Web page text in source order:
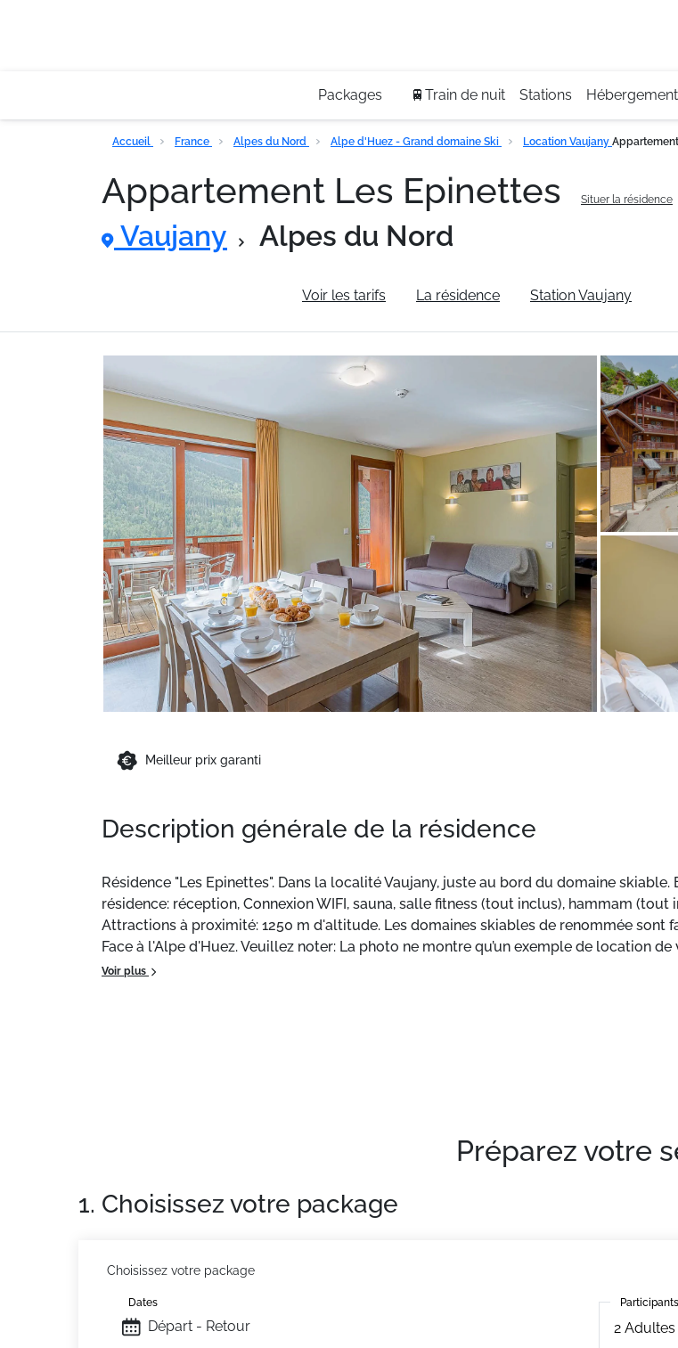
Packages 🚆Train de nuit Stations
Accueil France Alpes du Nord Alpe d'Huez - Grand domaine Ski Location Vaujany
Appartement Les Epinettes Situer la résidence
Vaujany Alpes du Nord
Voir les tarifs La résidence Station Vaujany
Meilleur prix garanti
Description générale de la résidence
Résidence "Les Epinettes". Dans la localité Vaujany, juste au bord du domaine
résidence: réception, Connexion WIFI, sauna, salle fitness (tout inclus), hammam
Attractions à proximité: 1250 m d'altitude. Les domaines skiables de renommée sont
Face à l'Alpe d'Huez. Veuillez noter: La photo ne montre qu’un exemple de location
la location dans cette maison de vacances.
Voir plus
Préparez votre
1. Choisissez votre package
Choisissez votre package
Départ - Retour
Dates Participants
2 Adultes
Participants